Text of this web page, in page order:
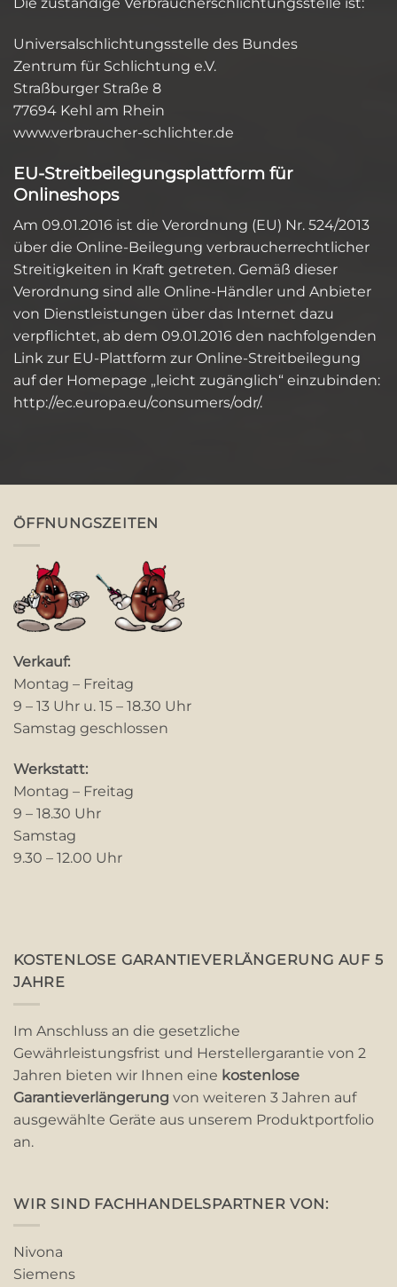
Die zuständige Verbraucherschlichtungsstelle ist:
Universalschlichtungsstelle des Bundes
Zentrum für Schlichtung e.V.
Straßburger Straße 8
77694 Kehl am Rhein
www.verbraucher-schlichter.de
EU-Streitbeilegungsplattform für
Onlineshops
Am 09.01.2016 ist die Verordnung (EU) Nr. 524/2013
über die Online-Beilegung verbraucherrechtlicher
Streitigkeiten in Kraft getreten. Gemäß dieser
Verordnung sind alle Online-Händler und Anbieter
von Dienstleistungen über das Internet dazu
verpflichtet, ab dem 09.01.2016 den nachfolgenden
Link zur EU-Plattform zur Online-Streitbeilegung
auf der Homepage „leicht zugänglich“ einzubinden:
http://ec.europa.eu/consumers/odr/.
ÖFFNUNGSZEITEN
Verkauf:
Montag – Freitag
9 – 13 Uhr u. 15 – 18.30 Uhr
Samstag geschlossen
Werkstatt:
Montag – Freitag
9 – 18.30 Uhr
Samstag
9.30 – 12.00 Uhr
KOSTENLOSE GARANTIEVERLÄNGERUNG AUF 5
JAHRE
Im Anschluss an die gesetzliche
Gewährleistungsfrist und Herstellergarantie von 2
Jahren bieten wir Ihnen eine kostenlose
Garantieverlängerung von weiteren 3 Jahren auf
ausgewählte Geräte aus unserem Produktportfolio
an.
WIR SIND FACHHANDELSPARTNER VON:
Nivona
Siemens